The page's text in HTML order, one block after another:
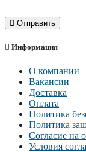
Отправить
Информация
О компании
Вакансии
Доставка
Оплата
Политика
Политика
Согласие на
Условия